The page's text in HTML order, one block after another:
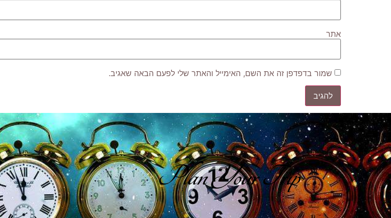
אתר
שמור בדפדפן זה את השם, האימייל והאתר שלי לפעם הבאה שאגיב.
Plan Your Trip